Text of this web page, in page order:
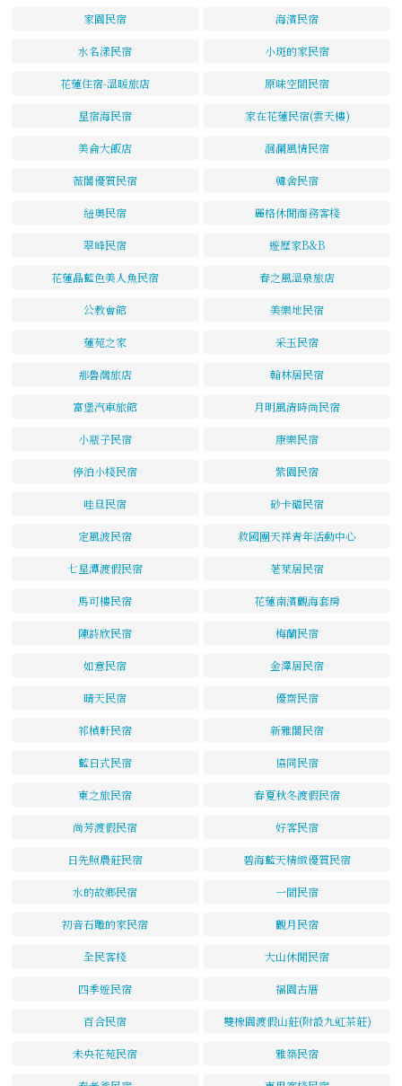
家園民宿 海濱民宿
水名漾民宿 小斑的家民宿
花蓮住宿-溫暖旅店 原味空間民宿
星宿海民宿 家在花蓮民宿(雲天樓)
美侖大飯店 洄瀾風情民宿
薇閣優質民宿 韓舍民宿
紐奧民宿 麗格休閒商務客棧
翠峰民宿 遊歷家B&B
花蓮晶藍色美人魚民宿 春之風溫泉旅店
公教會館 美樂地民宿
蓮苑之家 采玉民宿
那魯灣旅店 翰林居民宿
富堡汽車旅館 月明風清時尚民宿
小瓶子民宿 康樂民宿
停泊小棧民宿 紫園民宿
哇旦民宿 砂卡礑民宿
定風波民宿 救國團天祥青年活動中心
七星潭渡假民宿 荖萊居民宿
馬可樓民宿 花蓮南濱觀海套房
陳詩欣民宿 梅蘭民宿
如意民宿 金澤居民宿
晴天民宿 優齋民宿
祁楨軒民宿 新雅閣民宿
藍日式民宿 協同民宿
東之旅民宿 春夏秋冬渡假民宿
尚芳渡假民宿 好客民宿
日先照農莊民宿 碧海藍天精緻優質民宿
水的故鄉民宿 一間民宿
初音石雕的家民宿 觀月民宿
全民客棧 大山休閒民宿
四季遊民宿 福園古厝
百合民宿 雙橡園渡假山莊(附設九虹茶莊)
未央花苑民宿 雅築民宿